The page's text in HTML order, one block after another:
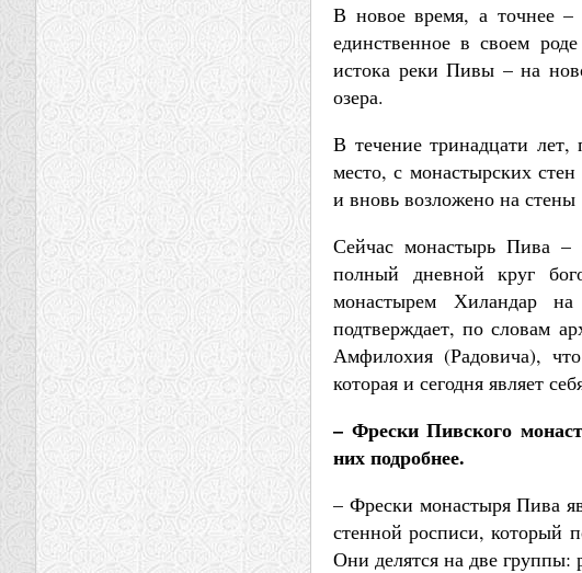
В новое время, а точнее –
единственное в своем
истока реки Пивы – на
озера.
В течение тринадцати
место, с монастырских
и вновь возложено на
Сейчас монастырь Пива –
полный дневной круг
монастырем Хиландар
подтверждает, по словам
Амфилохия (Радовича), что
которая и сегодня являет
– Фрески Пивского
них подробнее.
– Фрески монастыря Пива
стенной росписи, который
Они делятся на две группы: